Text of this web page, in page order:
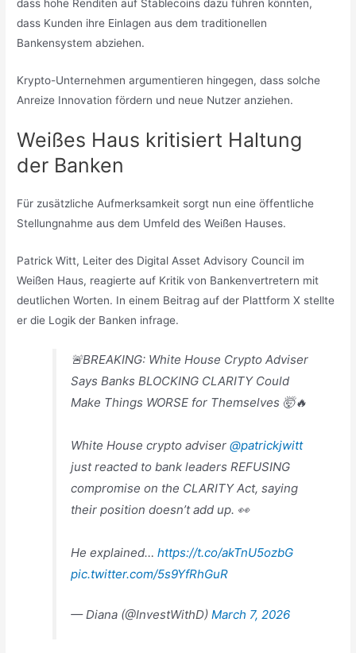
dass hohe Renditen auf Stablecoins dazu führen könnten,
dass Kunden ihre Einlagen aus dem traditionellen
Bankensystem abziehen.
Krypto-Unternehmen argumentieren hingegen, dass solche
Anreize Innovation fördern und neue Nutzer anziehen.
Weißes Haus kritisiert Haltung
der Banken
Für zusätzliche Aufmerksamkeit sorgt nun eine öffentliche
Stellungnahme aus dem Umfeld des Weißen Hauses.
Patrick Witt, Leiter des Digital Asset Advisory Council im
Weißen Haus, reagierte auf Kritik von Bankenvertretern mit
deutlichen Worten. In einem Beitrag auf der Plattform X stellte
er die Logik der Banken infrage.
🚨BREAKING: White House Crypto Adviser
Says Banks BLOCKING CLARITY Could
Make Things WORSE for Themselves 🤯🔥
White House crypto adviser@patrickjwitt
just reacted to bank leaders REFUSING
compromise on the CLARITY Act, saying
their position doesn’t add up. 👀
He explained…https://t.co/akTnU5ozbG
pic.twitter.com/5s9YfRhGuR
— Diana (@InvestWithD)March 7, 2026